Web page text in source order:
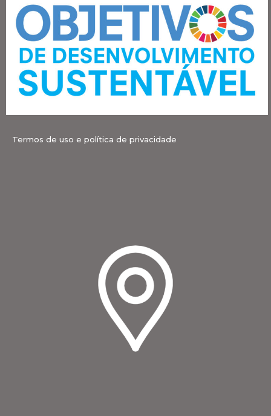
Termos de uso e política de privacidade